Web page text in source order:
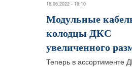
16.06.2022 - 16:10
Модульные
колодцы ДКС
увеличенного
Теперь в ассортименте